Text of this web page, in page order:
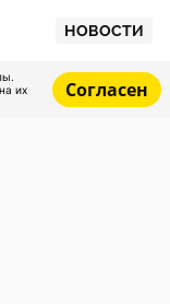
НОВОСТИ
на их
Согласен